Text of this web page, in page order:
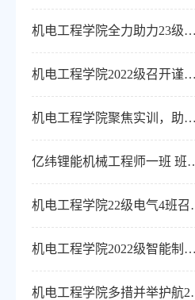
机电工程学院全力助力23级学生补考 教师答疑辅导显担当
机电工程学院2022级召开谨防电信诈骗主题班会
机电工程学院聚焦实训，助力22级期末破“图”闯“关”
亿纬锂能机械工程
机电工程学
机电工程学院2022级智能制造工程专业（22536003班）召开期末诚信考试主题班会
机电工程学院